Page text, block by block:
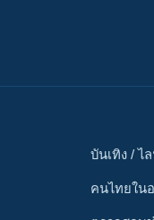
บันเทิง / ไ
คนไทยใน